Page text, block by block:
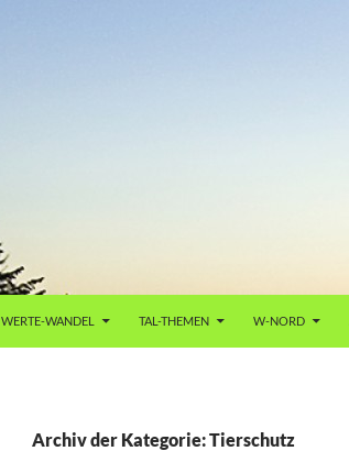
WERTE-WANDEL TAL-THEMEN W-NORD
Archiv der Kategorie: Tierschutz